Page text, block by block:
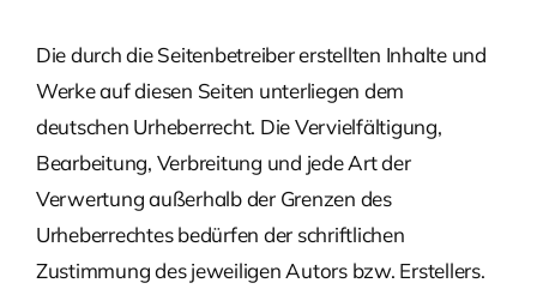
Die durch die Seitenbetreiber erstellten Inhalte und
Werke auf diesen Seiten unterliegen dem
deutschen Urheberrecht. Die Vervielfältigung,
Bearbeitung, Verbreitung und jede Art der
Verwertung außerhalb der Grenzen des
Urheberrechtes bedürfen der schriftlichen
Zustimmung des jeweiligen Autors bzw. Erstellers.